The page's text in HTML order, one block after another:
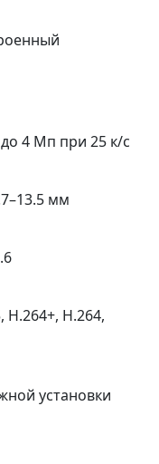
4 Мп при 25 к/с
мм
H.264,
установки